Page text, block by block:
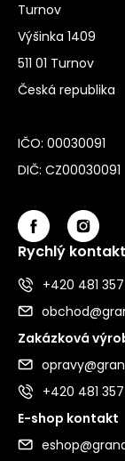
Turnov
Výšinka 1409
511 01 Turnov
Česká republika
IČO: 00030091
DIČ: CZ00030091
Rychlý kontakt
+420 481 357
Zakázková
+420 481
E-shop kontakt